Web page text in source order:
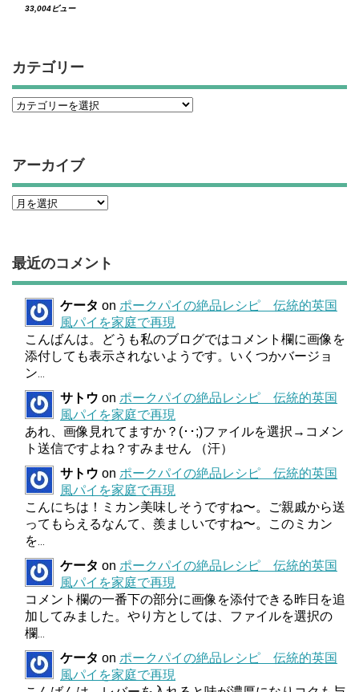
33,004ビュー
カテゴリー
アーカイブ
最近のコメント
ケータ on ポークパイの絶品レシピ 伝統的英国
風パイを家庭で再現
こんばんは。どうも私のブログではコメント欄に画像を
添付しても表示されないようです。いくつかバージョ
ン
サトウ on ポークパイの絶品レシピ 伝統的英国
風パイを家庭で再現
あれ、画像見れてますか？(･･;)ファイルを選択→コメン
ト送信ですよね？すみません （汗）
サトウ on ポークパイの絶品レシピ 伝統的英国
風パイを家庭で再現
こんにちは！ミカン美味しそうですね〜。ご親戚から送
ってもらえるなんて、羨ましいですね〜。このミカン
を
ケータ on ポークパイの絶品レシピ 伝統的英国
風パイを家庭で再現
コメント欄の一番下の部分に画像を添付できる昨日を追
加してみました。やり方としては、ファイルを選択の
欄
ケータ on ポークパイの絶品レシピ 伝統的英国
風パイを家庭で再現